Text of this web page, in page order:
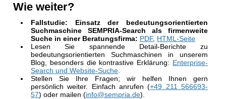
Wie weiter?
Fallstudie: Einsatz der bedeutungsorientierten
Suchmaschine SEMPRIA-Search als firmenweite
Suche in einer Beratungsfirma: PDF, HTML-Seite
Lesen Sie spannende Detail-Berichte zu
bedeutungsorientierten Suchmaschinen in unserem
Blog, besonders die kontrastive Erklärung: Enterprise-
Search und Website-Suche
Stellen Sie Ihre Fragen; wir helfen Ihnen gern
persönlich weiter. Einfach anrufen (+49 211 566693-
57) oder mailen (info@sempria.de).